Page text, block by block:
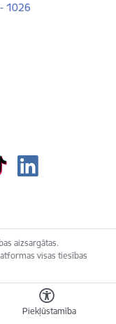
Piekļūstamība
1026
aizsargātas.
visas tiesības